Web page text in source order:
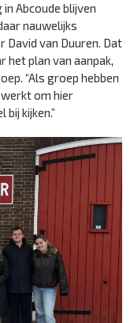
Abcoude blijven
nauwelijks
David van Duuren. Dat
het plan van aanpak,
“Als groep hebben
om hier
kijken.”